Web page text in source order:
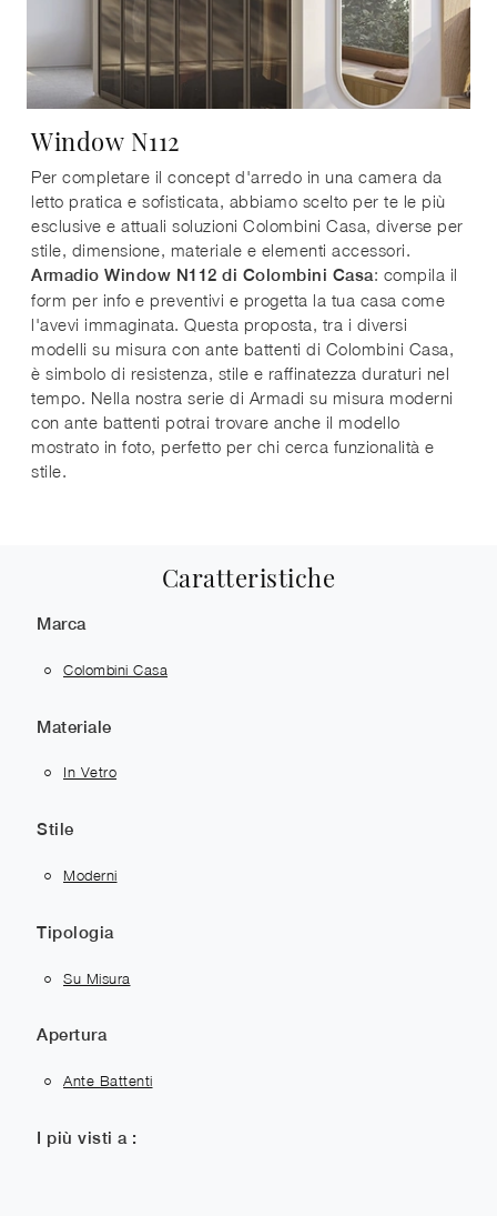
Window N112
Per completare il concept d'arredo in una camera da
letto pratica e sofisticata, abbiamo scelto per te le più
esclusive e attuali soluzioni Colombini Casa, diverse per
stile, dimensione, materiale e elementi accessori.
Armadio Window N112 di Colombini Casa: compila il
form per info e preventivi e progetta la tua casa come
l'avevi immaginata. Questa proposta, tra i diversi
modelli su misura con ante battenti di Colombini Casa,
è simbolo di resistenza, stile e raffinatezza duraturi nel
tempo. Nella nostra serie di Armadi su misura moderni
con ante battenti potrai trovare anche il modello
mostrato in foto, perfetto per chi cerca funzionalità e
stile.
Caratteristiche
Marca
Colombini Casa
Materiale
In Vetro
Stile
Moderni
Tipologia
Su Misura
Apertura
Ante Battenti
I più visti a :